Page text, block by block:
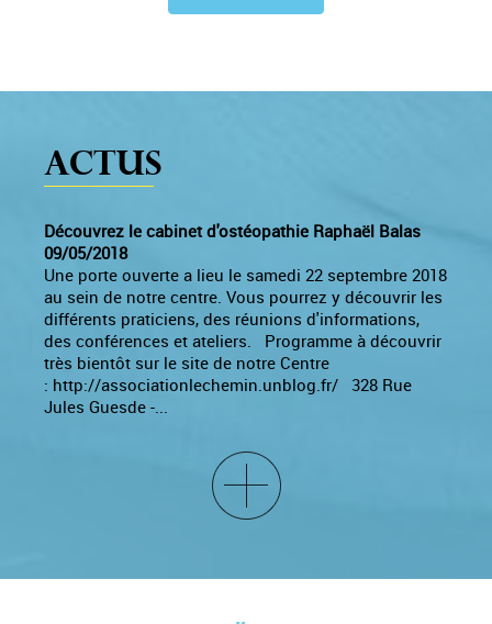
Actus
Découvrez le cabinet d'ostéopathie Raphaël Balas
09/05/2018
Une porte ouverte a lieu le samedi 22 septembre 2018
au sein de notre centre. Vous pourrez y découvrir les
différents praticiens, des réunions d'informations,
des conférences et ateliers. Programme à découvrir
très bientôt sur le site de notre Centre
: http://associationlechemin.unblog.fr/ 328 Rue
Jules Guesde -...